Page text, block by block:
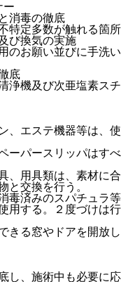
ー
消毒の徹底
特定多数が触れる箇所
び換気の実施
のお願い並びに手洗い
底
浄機及び次亜塩素スチ
、エステ機器等は、使
ーパースリッパはすべ
、用具類は、素材に合
と交換を行う。
毒済みのスパチュラ等
用する。２度づけは行
きる窓やドアを開放し
し、施術中も必要に応